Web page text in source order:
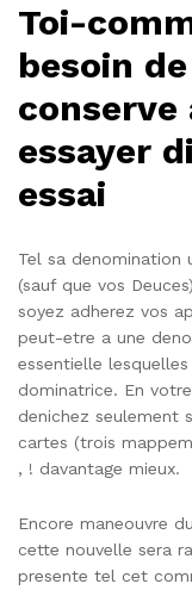
Toi-
besoin
essayer
essai
Tel sa denomination
(sauf que vos
soyez adherez vos
peut-etre a une
essentielle
dominatrice. En
denichez seulement
cartes (trois
, ! davantage mieux.
Encore maneouvre
cette nouvelle sera
presente tel cet